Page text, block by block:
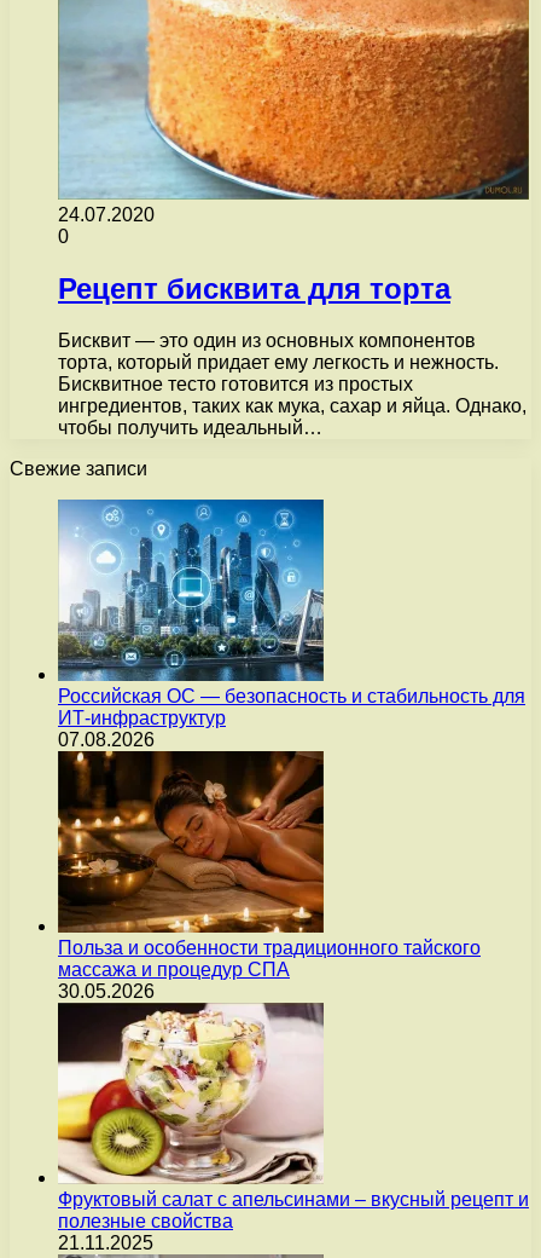
24.07.2020
0
Рецепт бисквита для торта
Бисквит — это один из основных компонентов
торта, который придает ему легкость и нежность.
Бисквитное тесто готовится из простых
ингредиентов, таких как мука, сахар и яйца. Однако,
чтобы получить идеальный…
Свежие записи
Российская ОС — безопасность и стабильность для
ИТ-инфраструктур
07.08.2026
Польза и особенности традиционного тайского
массажа и процедур СПА
30.05.2026
Фруктовый салат с апельсинами – вкусный рецепт и
полезные свойства
21.11.2025